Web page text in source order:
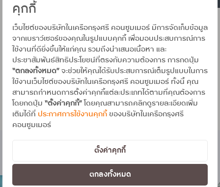
คุกกี้
เว็บไซต์ของบริษัทในเครือกรุงศรี คอนซูมเมอร์ มีการจัดเก็บข้อมูล
จากเบราว์เซอร์ของคุณในรูปแบบคุกกี้ เพื่อมอบประสบการณ์การ
ใช้งานที่ดียิ่งขึ้นให้แก่คุณ รวมถึงนำเสนอเนื้อหา และ
ประชาสัมพันธ์สิทธิประโยชน์ที่ตรงกับความต้องการ การกดปุ่ม
“ตกลงทั้งหมด”จะช่วยให้คุณได้รับประสบการณ์เต็มรูปแบบในการ
ใช้งานเว็บไซต์ของบริษัทในเครือกรุงศรี คอนซูมเมอร์ ทั้งนี้ คุณ
สามารถกำหนดการตั้งค่าคุกกี้แต่ละประเภทได้ตามที่คุณต้องการ
โดยกดปุ่ม “ตั้งค่าคุกกี้”โดยคุณสามารถคลิกดูรายละเอียดเพิ่ม
เติมได้ที่ ประกาศการใช้งานคุกกี้ ของบริษัทในเครือกรุงศรี
คอนซูมเมอร์
ตั้งค่าคุกกี้
ตกลงทั้งหมด
1 จาก 5
แชร์บทความนี้ไปยัง
บทความน่าสนใจอื่นๆ